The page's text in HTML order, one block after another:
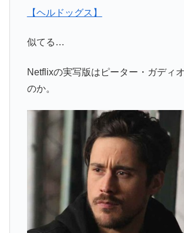
【ヘルドッグス】
似てる…
Netflixの実写版はピーター・ガディ
のか。